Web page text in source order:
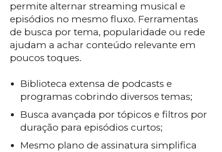
permite alternar streaming musical e
episódios no mesmo fluxo. Ferramentas
de busca por tema, popularidade ou rede
ajudam a achar conteúdo relevante em
poucos toques.
Biblioteca extensa de podcasts e
programas cobrindo diversos temas;
Busca avançada por tópicos e filtros por
duração para episódios curtos;
Mesmo plano de assinatura simplifica